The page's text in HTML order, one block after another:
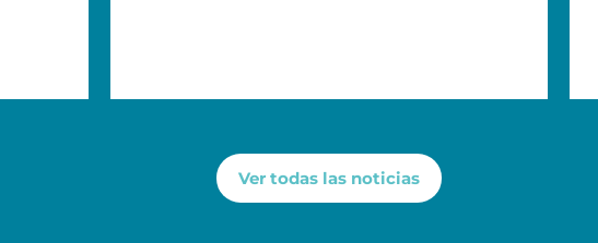
Ver todas las noticias